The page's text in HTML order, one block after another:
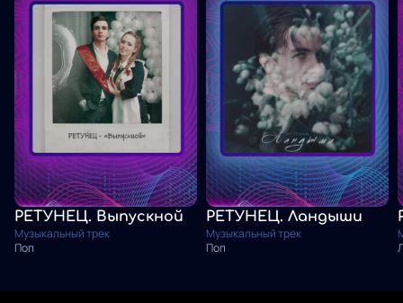
РЕТУНЕЦ. Выпускной
Музыкальный трек
Поп
РЕТУНЕЦ. Ландыши
Музыкальный трек
Поп